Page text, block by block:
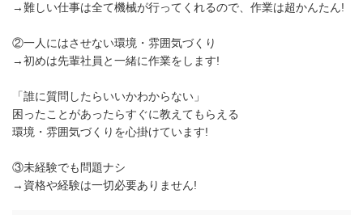
→難しい仕事は全て機械が行ってくれるので、作業は超かんたん!
②一人にはさせない環境・雰囲気づくり
→初めは先輩社員と一緒に作業をします!
「誰に質問したらいいかわからない」
困ったことがあったらすぐに教えてもらえる
環境・雰囲気づくりを心掛けています!
③未経験でも問題ナシ
→資格や経験は一切必要ありません!